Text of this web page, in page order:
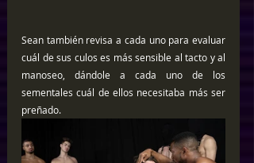
Sean también revisa a cada uno para evaluar
cuál de sus culos es más sensible al tacto y al
manoseo, dándole a cada uno de los
sementales cuál de ellos necesitaba más ser
preñado.